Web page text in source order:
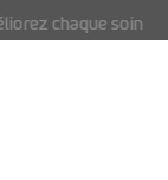
chaque soin